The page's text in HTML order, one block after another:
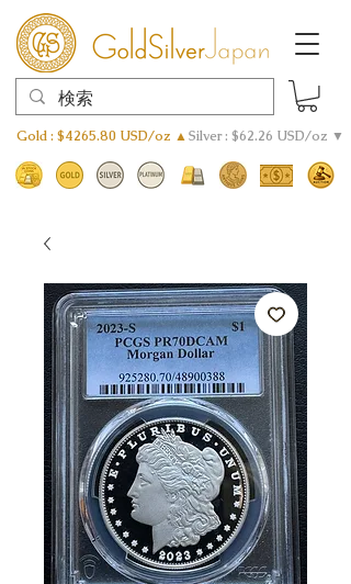
Gold : $4265.80 USD/oz ▲Silver : $62.26 USD/oz ▼